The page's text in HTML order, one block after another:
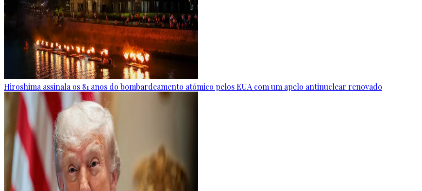
Hiroshima assinala os 81 anos do bombardeamento atómico pelos EUA com um apelo antinuclear renovado